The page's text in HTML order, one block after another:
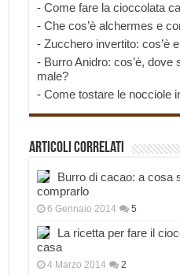
- Come fare la cioccolata
- Che cos’è alchermes e
- Zucchero invertito: cos’è
- Burro Anidro: cos’è, dove
male?
- Come tostare le nocciole
Articoli correlati
Burro di cacao: a cosa
comprarlo
6 Gennaio 2014 5
La ricetta per fare il
casa
4 Marzo 2014 2